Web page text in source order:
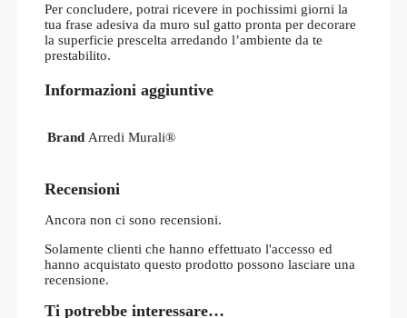
Per concludere, potrai ricevere in pochissimi giorni la
tua frase adesiva da muro sul gatto pronta per decorare
la superficie prescelta arredando l’ambiente da te
prestabilito.
Informazioni aggiuntive
Brand Arredi Murali®
Recensioni
Ancora non ci sono recensioni.
Solamente clienti che hanno effettuato l'accesso ed
hanno acquistato questo prodotto possono lasciare una
recensione.
Ti potrebbe interessare…